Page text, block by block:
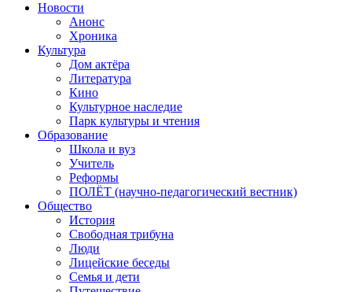
Новости
Анонс
Хроника
Культура
Дом актёра
Литература
Кино
Культурное наследие
Парк культуры и чтения
Образование
Школа и вуз
Учитель
Реформы
ПОЛЁТ (научно-педагогический вестник)
Общество
История
Свободная трибуна
Люди
Лицейские беседы
Семья и дети